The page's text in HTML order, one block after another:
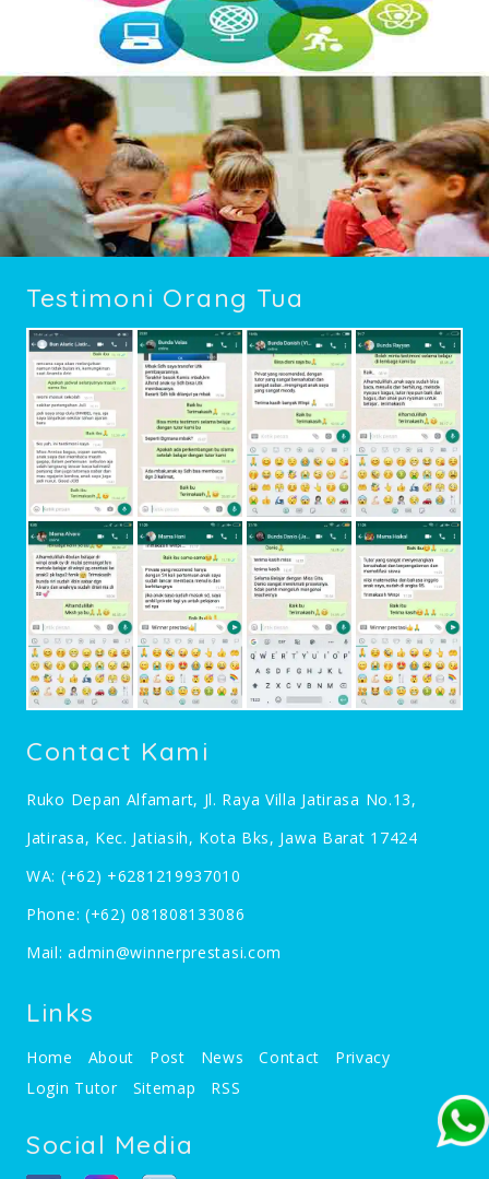
Testimoni Orang Tua
Contact Kami
Ruko Depan Alfamart, Jl. Raya Villa Jatirasa No.13,
Jatirasa, Kec. Jatiasih, Kota Bks, Jawa Barat 17424
WA: (+62) +6281219937010
Phone: (+62) 081808133086
Mail:admin@winnerprestasi.com
Links
Home About Post News Contact
Privacy
Login Tutor
Sitemap RSS
Social Media